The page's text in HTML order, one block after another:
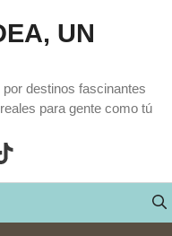
UN
por destinos fascinantes
para gente como tú